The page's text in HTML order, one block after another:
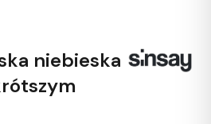
niebieska